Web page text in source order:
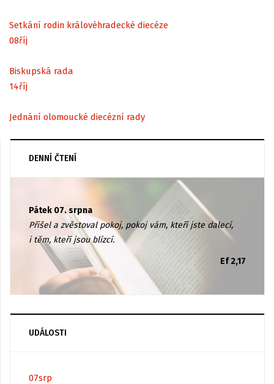
Setkání rodin královéhradecké diecéze
08říj
Biskupská rada
14říj
Jednání olomoucké diecézní rady
DENNÍ ČTENÍ
Pátek 07. srpna
Přišel a zvěstoval pokoj, pokoj vám, kteří jste dalecí,
i těm, kteří jsou blízcí.
Ef 2,17
UDÁLOSTI
07srp